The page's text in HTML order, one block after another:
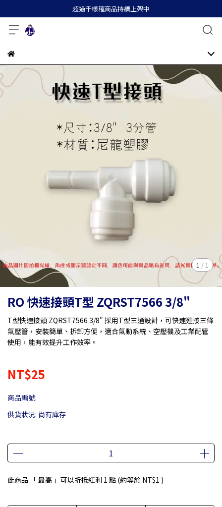
超過千樣種商品持續上架中
1 / 1
RO 快速接頭T型 ZQRST7566 3/8"
T型快速接頭 ZQRST7566 3/8" 採用T型三通設計，可快速連接三條
氣壓管，安裝簡單、拆卸方便，適合氣動系統、空壓機及工業配管
使用，能有效提升工作效率。
NT$25
商品編號:
供貨狀況: 尚有庫存
此商品 「 最高 」可以折抵紅利 1 點 (約等於 NT$1 )